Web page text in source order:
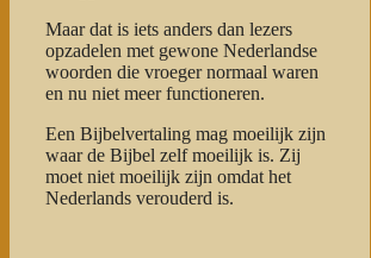
Maar dat is iets anders dan lezers
opzadelen met gewone Nederlandse
woorden die vroeger normaal waren
en nu niet meer functioneren.
Een Bijbelvertaling mag moeilijk zijn
waar de Bijbel zelf moeilijk is. Zij
moet niet moeilijk zijn omdat het
Nederlands verouderd is.